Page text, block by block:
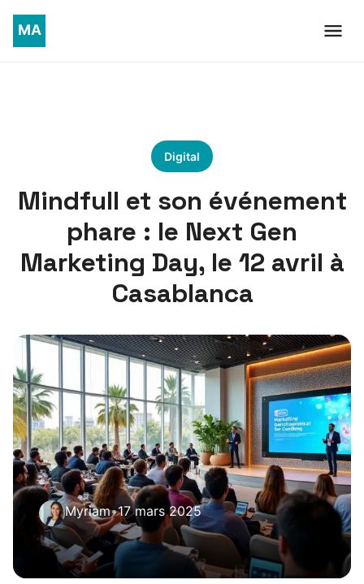
Digital
Mindfull et son événement
phare : le Next Gen
Marketing Day, le 12 avril à
Casablanca
Myriam•17 mars 2025